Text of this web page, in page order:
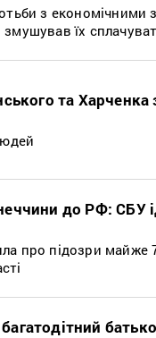
з
змушував їх
та
до РФ: СБУ
про підозри майже